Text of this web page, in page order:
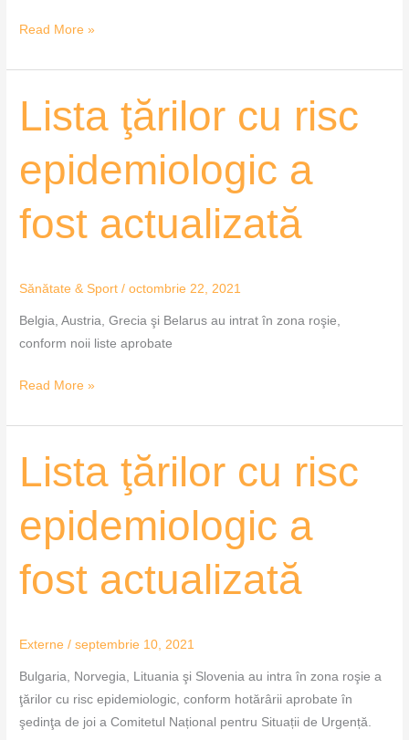
Read More »
Lista ţărilor cu risc
epidemiologic a
fost actualizată
Sănătate & Sport /octombrie 22, 2021
Belgia, Austria, Grecia şi Belarus au intrat în zona roşie,
conform noii liste aprobate
Lista
risc
epidemiologic
a
fost
Read More »
Lista ţărilor cu risc
epidemiologic a
fost actualizată
Externe /septembrie 10, 2021
Bulgaria, Norvegia, Lituania şi Slovenia au intra în zona roşie a
ţărilor cu risc epidemiologic, conform hotărârii aprobate în
şedinţa de joi a Comitetul Național pentru Situații de Urgență.
Lista
risc
epidemiologic
a
fost